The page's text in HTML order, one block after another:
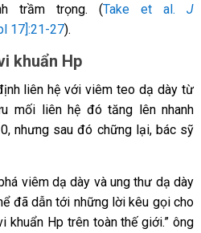
trầm trọng. (Take et al.J
17]:21-27).
khuẩn Hp
liên hệ với viêm teo dạ dày từ
mối liên hệ đó tăng lên nhanh
nhưng sau đó chững lại, bác sỹ
viêm dạ dày và ung thư dạ dày
đã dẫn tới những lời kêu gọi cho
khuẩn Hp trên toàn thế giới.” ông